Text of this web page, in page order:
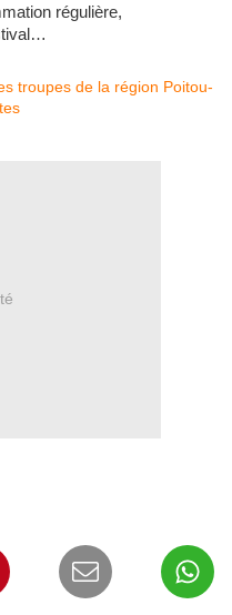
régulière,